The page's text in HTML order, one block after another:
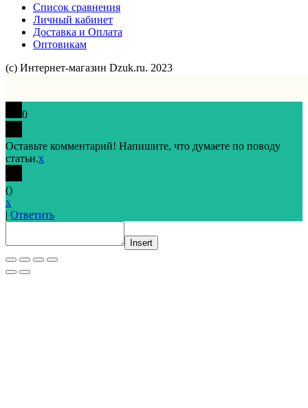
Список сравнения
Личный кабинет
Доставка и Оплата
Оптовикам
(с) Интернет-магазин Dzuk.ru. 2023
0
Оставьте комментарий! Напишите, что думаете по поводу
статьи.x
()
x
| Ответить
Insert